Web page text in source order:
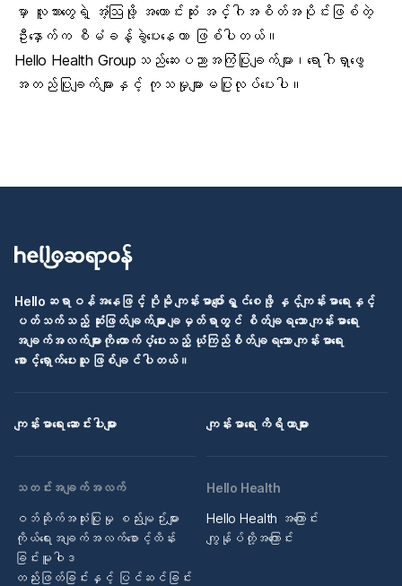
မှာ လူသားတွေရဲ့ အံ့ဩဖို့ အကောင်းဆုံး အင်္ဂါအစိတ်အပိုင်းဖြစ်တဲ့
ဦးနှောက်က စီမံခန့်ခွဲပေးနေတာ ဖြစ်ပါတယ်။
Hello Health Groupသည်ဆေးပညာအကြံပြုချက်များ၊ရောဂါရှာဖွေ
အတည်ပြုချက်များနှင့် ကုသမှုများမပြုလုပ်ပေးပါ။
Helloဆရာဝန်အနေဖြင့် ပိုမို ကျန်းမာပျော်ရွှင်စေဖို့ နှင့်ကျန်းမာရေးနှင့်
ပတ်သက်သည့် ဆုံးဖြတ်ချက်များ ချမှတ်ရာတွင် စိတ်ချရသော ကျန်းမာရေး
အချက်အလက်များကို ထောက်ပံ့ပေးသည့် ယုံကြည်စိတ်ချရသော ကျန်းမာရေး
စောင့်ရှောက်ပေးသူ ဖြစ်ချင်ပါတယ်။
ကျန်းမာရေး ဆောင်းပါးများ ကျန်းမာရေး ကိရိယာများ
သတင်းအချက်အလက်
ဝဘ်ဆိုက်အသုံးပြုမှု စည်းမျဉ်းများ
ကိုယ်ရေးအချက်အလက်စောင့်ထိန်း
ခြင်းမူဝါဒ
တည်းဖြတ်ခြင်းနှင့် ပြင်ဆင်ခြင်း
Hello Health
Hello Health အကြောင်း
ကျွန်ုပ်တို့အကြောင်း